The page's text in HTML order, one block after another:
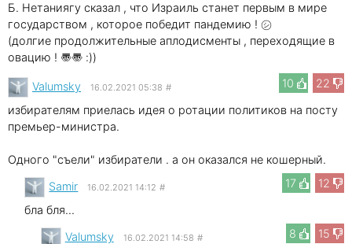
Б. Нетаниягу сказал , что Израиль станет первым в мире
государством , которое победит пандемию ! ㋛
(долгие продолжительные аплодисменты , переходящие в
овацию ! 〠〠 :))
10
22
Valumsky 16.02.2021 05:38 #
избирателям приелась идея о ротации политиков на посту
премьер-министра.
Одного "съели" избиратели . а он оказался не кошерный.
17
12
Samir 16.02.2021 14:12 #
бла бля...
8
15
Valumsky 16.02.2021 14:58 #